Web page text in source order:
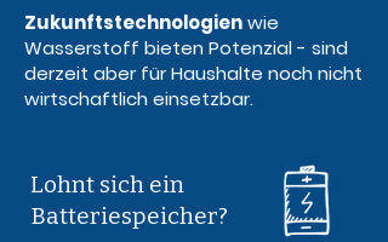
Zukunftstechnologienwie
Wasserstoff bieten Potenzial - sind
derzeit aber für Haushalte noch nicht
wirtschaftlich einsetzbar.
Lohnt sich ein
Batteriespeicher?